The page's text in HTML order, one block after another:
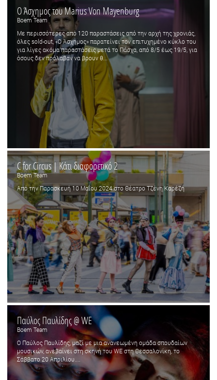
Ο Άσχημος του Marius Von Mayenburg
Boem Team
Με περισσότερες από 120 παραστάσεις από την αρχή της χρονιάς,
όλες sold-out, «Ο Άσχημος» παρατείνει τον επιτυχημένο κύκλο του
για λίγες ακόμα παραστάσεις μετά το Πάσχα, από 8/5 έως 19/5, για
όσους δεν πρόλαβαν να βρουν θ...
C for Circus | Κάτι διαφορετικό 2
Boem Team
Από την Παρασκευή 10 Μαΐου 2024 στο Θέατρο Τζένη Καρέζη
Παύλος Παυλίδης @ WE
Boem Team
Ο Παύλος Παυλίδης, μαζί με μια ανανεωμένη ομάδα σπουδαίων
μουσικών, ανεβαίνει στη σκηνή του WE στη Θεσσαλονίκη, το
Σάββατο 20 Απριλίου....